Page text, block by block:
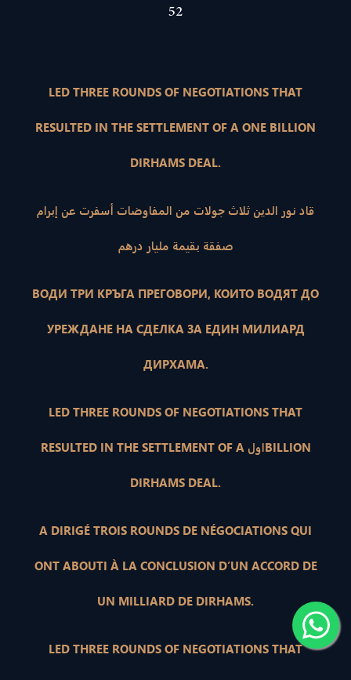
52
LED THREE ROUNDS OF NEGOTIATIONS THAT
RESULTED IN THE SETTLEMENT OF A ONE BILLION
DIRHAMS DEAL.
قاد نور الدين ثلاث جولات من المفاوضات أسفرت عن إبرام
صفقة بقيمة مليار درهم
ВОДИ ТРИ КРЪГА ПРЕГОВОРИ, КОИТО ВОДЯТ ДО
УРЕЖДАНЕ НА СДЕЛКА ЗА ЕДИН МИЛИАРД
ДИРХАМА.
LED THREE ROUNDS OF NEGOTIATIONS THAT
RESULTED IN THE SETTLEMENT OF A اولBILLION
DIRHAMS DEAL.
A DIRIGÉ TROIS ROUNDS DE NÉGOCIATIONS QUI
ONT ABOUTI À LA CONCLUSION D’UN ACCORD DE
UN MILLIARD DE DIRHAMS.
LED THREE ROUNDS OF NEGOTIATIONS THAT